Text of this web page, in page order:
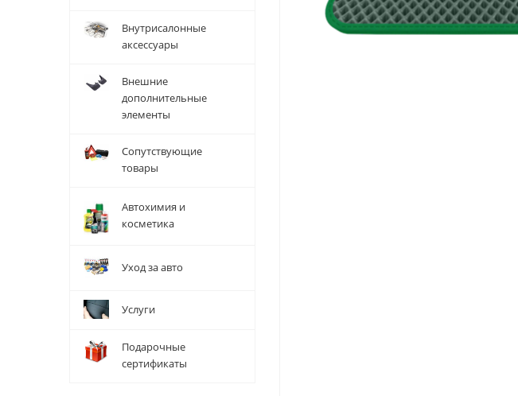
Внутрисалонные
аксессуары
Внешние
дополнительные
элементы
Сопутствующие
товары
Автохимия и
косметика
Уход за авто
Услуги
Подарочные
сертификаты